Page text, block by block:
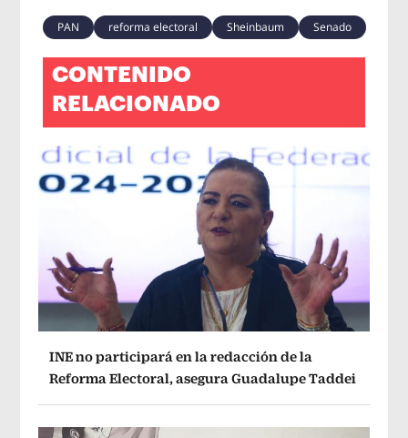
PAN reforma electoral Sheinbaum Senado
CONTENIDO
RELACIONADO
INE no participará en la redacción de la
Reforma Electoral, asegura Guadalupe Taddei